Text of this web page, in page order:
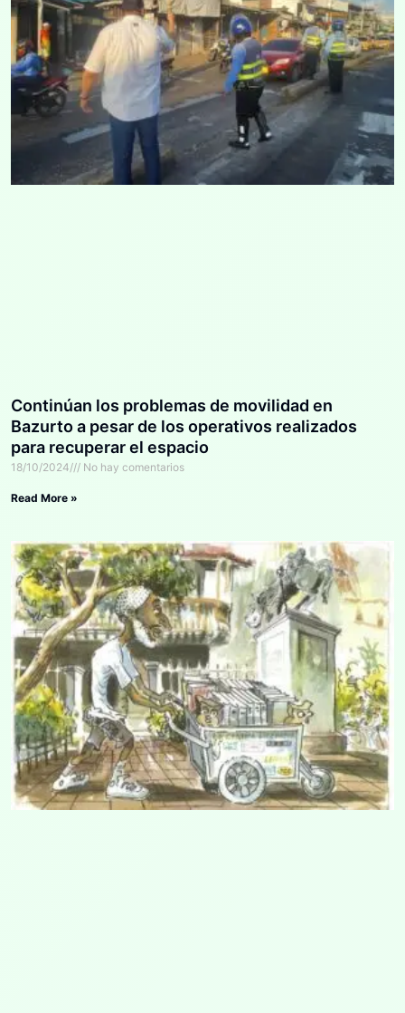
Continúan los problemas de movilidad en
Bazurto a pesar de los operativos realizados
para recuperar el espacio
18/10/2024 No hay comentarios
Read More »